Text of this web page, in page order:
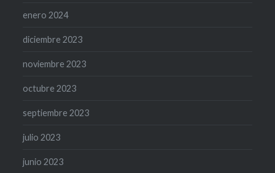
enero 2024
diciembre 2023
noviembre 2023
octubre 2023
septiembre 2023
julio 2023
junio 2023